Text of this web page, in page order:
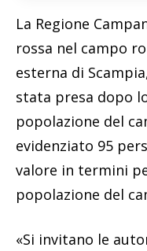
La Regione
rossa nel campo
esterna di
stata presa dopo
popolazione del
evidenziato 95
valore in termini
popolazione del
«Si invitano le